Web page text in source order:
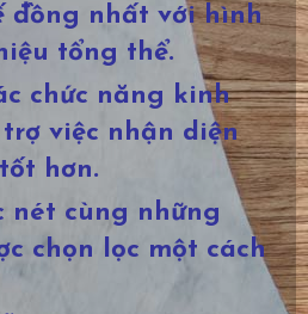
đồng nhất với hình
tổng thể.
chức năng kinh
việc nhận diện
hơn.
nét cùng những
chọn lọc một cách